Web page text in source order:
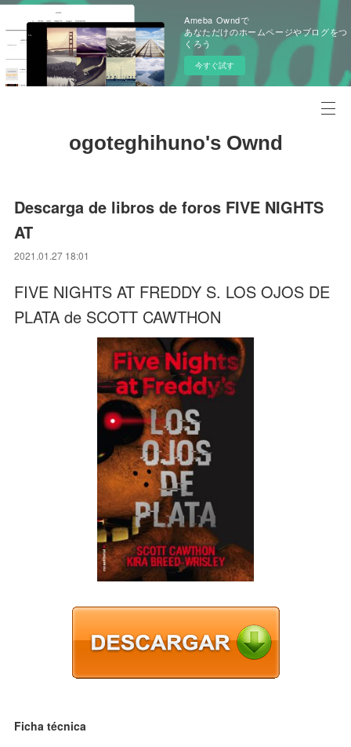
Ameba Owndで
あなただけのホームページやブログをつ
くろう
今すぐ試す
ogoteghihuno's Ownd
Descarga de libros de foros FIVE NIGHTS
AT
2021.01.27 18:01
FIVE NIGHTS AT FREDDY S. LOS OJOS DE
PLATA de SCOTT CAWTHON
Ficha técnica